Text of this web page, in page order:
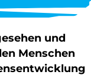
und
Menschen